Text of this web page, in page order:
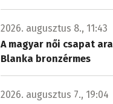
2026. augusztus 8., 11:43
A magyar női csapat
Blanka bronzérmes
2026. augusztus 7., 19:04